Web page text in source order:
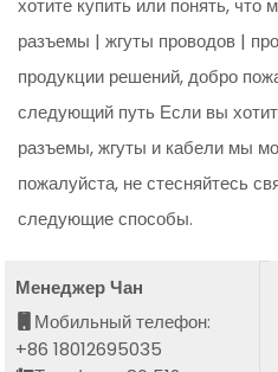
хотите купить или понять,
разъемы | жгуты проводов |
продукции решений, добро
следующий путь Если вы
разъемы, жгуты и кабели мы
пожалуйста, не стесняйтесь
следующие способы.
Менеджер Чан
Мобильный телефон:
+86 18012695035